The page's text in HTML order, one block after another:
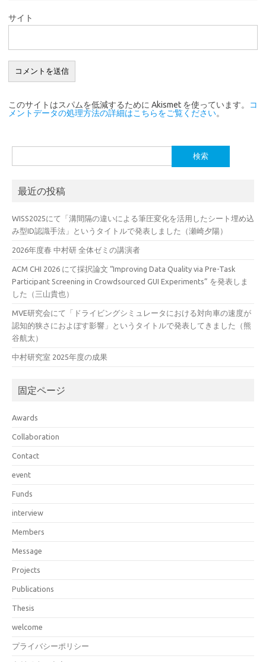
サイト
このサイトはスパムを低減するために Akismet を使っています。
コ
メントデータの処理方法の詳細はこちらをご覧ください。
索:
最近の投稿
WISS2025にて「溝間隔の違いによる筆圧変化を活用したシート埋め込
み型ID認識手法」というタイトルで発表しました（瀬崎夕陽）
2026年度春 中村研 全体ゼミの講演者
ACM CHI 2026 にて採択論文 “Improving Data Quality via Pre-Task
Participant Screening in Crowdsourced GUI Experiments” を発表しま
した（三山貴也）
MVE研究会にて「ドライビングシミュレータにおける対向車の速度が
認知的狭さにおよぼす影響」というタイトルで発表してきました（熊
谷航太）
中村研究室 2025年度の成果
固定ページ
Awards
Collaboration
Contact
event
Funds
interview
Members
Message
Projects
Publications
Thesis
welcome
プライバシーポリシー